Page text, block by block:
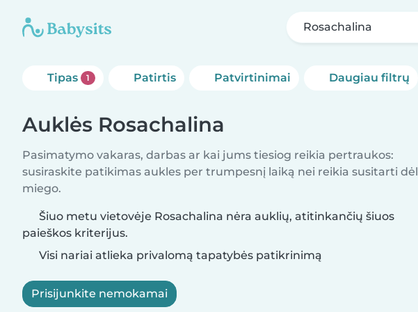
Rosachalina
Tipas 1 Patirtis Patvirtinimai Daugiau filtrų
Auklės Rosachalina
Pasimatymo vakaras, darbas ar kai jums tiesiog reikia pertraukos:
susiraskite patikimas aukles per trumpesnį laiką nei reikia susitarti dėl
miego.
Šiuo metu vietovėje Rosachalina nėra auklių, atitinkančių šiuos
paieškos kriterijus.
Visi nariai atlieka privalomą tapatybės patikrinimą
Prisijunkite nemokamai